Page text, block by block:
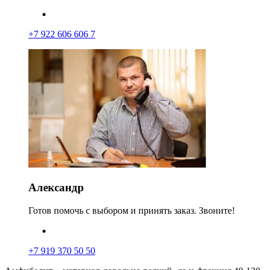
+7 922 606 606 7
Александр
Готов помочь с выбором и принять заказ. Звоните!
+7 919 370 50 50